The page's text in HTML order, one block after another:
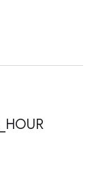
HOUR